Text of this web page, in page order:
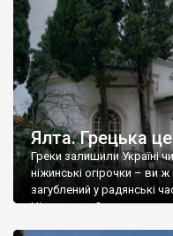
Ялта. Грецька
Греки залишили Україні
ніжинські огірочки – ви
загублений у радянські
Ніжин греки?